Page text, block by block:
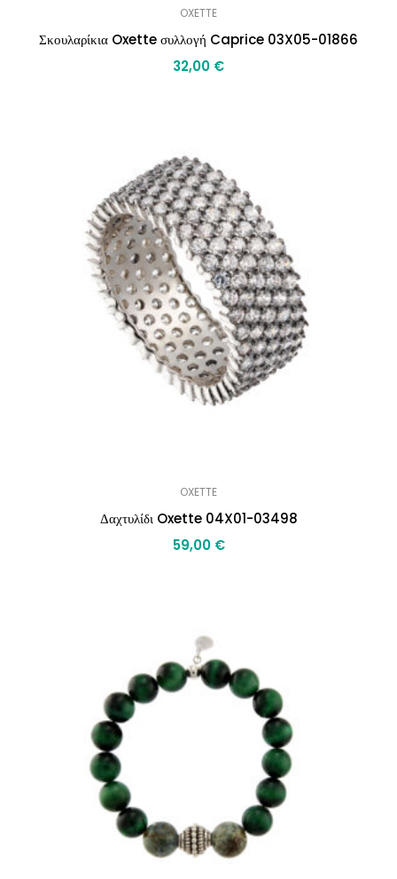
OXETTE
Σκουλαρίκια Oxette συλλογή Caprice 03X05-01866
32,00 €
OXETTE
Δαχτυλίδι Oxette 04X01-03498
59,00 €